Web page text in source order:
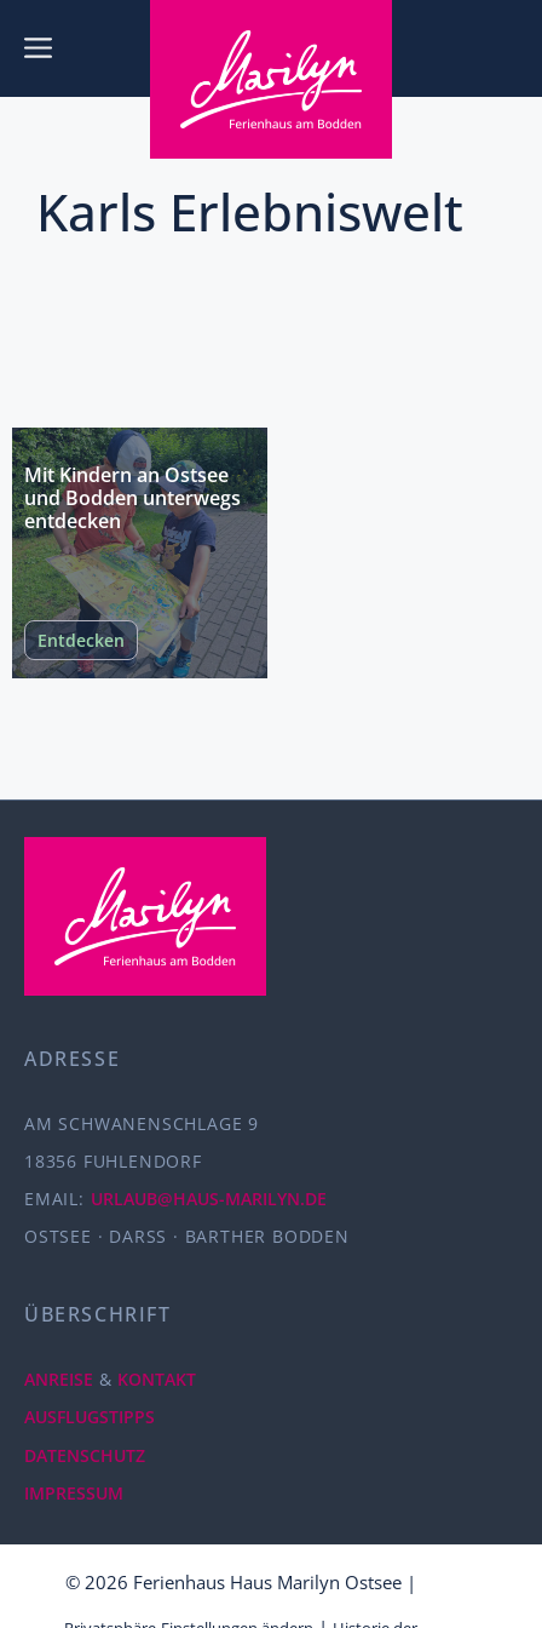
InhaltMenü
Karls Erlebniswelt
Mit Kindern an Ostsee
und Bodden unterwegs
entdecken
Entdecken
ADRESSE
AM SCHWANENSCHLAGE 9
18356 FUHLENDORF
EMAIL: URLAUB@HAUS-MARILYN.DE
OSTSEE · DARSS · BARTHER BODDEN
ÜBERSCHRIFT
ANREISE & KONTAKT
AUSFLUGSTIPPS
DATENSCHUTZ
IMPRESSUM
© 2026 Ferienhaus Haus Marilyn Ostsee |